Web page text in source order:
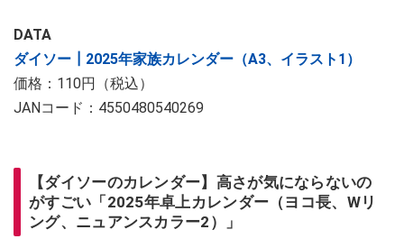
DATA
ダイソー┃2025年家族カレンダー（A3、イラスト1）
価格：110円（税込）
JANコード：4550480540269
【ダイソーのカレンダー】高さが気にならないの
がすごい「2025年卓上カレンダー（ヨコ長、Wリ
ング、ニュアンスカラー2）」